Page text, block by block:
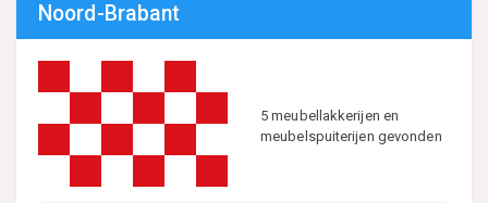
Noord-Brabant
5 meubellakkerijen en
meubelspuiterijen gevonden